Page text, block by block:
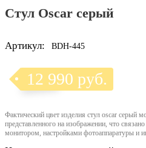
Стул Oscar серый
Артикул: BDH-445
12 990 руб.
Фактический цвет изделия стул oscar серый
представленного на изображении, что
монитором, настройками фотоаппаратуры и